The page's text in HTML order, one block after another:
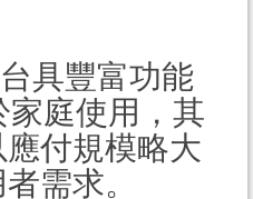
具豐富功能
庭使用，其
付規模略大
需求。